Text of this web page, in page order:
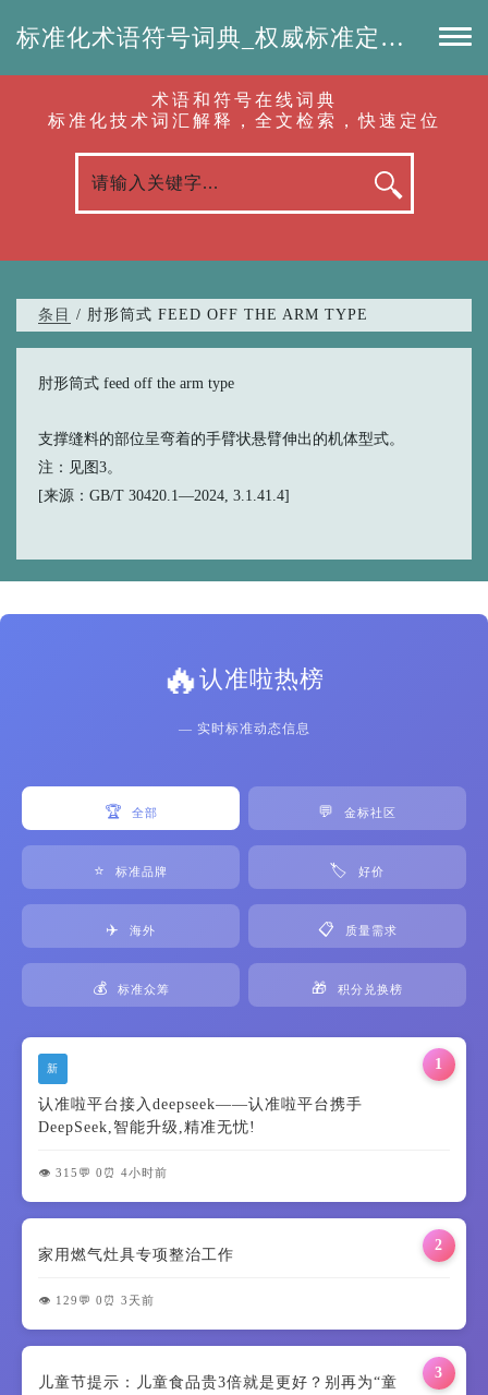
标准化术语符号词典_权威标准定义_专业词汇查询-认准啦（RenZhunLa.com）
术语和符号在线词典
标准化技术词汇解释，全文检索，快速定位
条目 / 肘形筒式 FEED OFF THE ARM TYPE
肘形筒式 feed off the arm type
支撑缝料的部位呈弯着的手臂状悬臂伸出的机体型式。
注：见图3。
[来源：GB/T 30420.1—2024, 3.1.41.4]
🔥认准啦热榜
— 实时标准动态信息
🏆 全部 💬 金标社区
⭐ 标准品牌 🏷️ 好价
✈️ 海外 📋 质量需求
💰 标准众筹 🎁 积分兑换榜
1
新
认准啦平台接入deepseek——认准啦平台携手
DeepSeek,智能升级,精准无忧!
👁️ 315 💬 0 ⏰ 4小时前
2
家用燃气灶具专项整治工作
👁️ 129 💬 0 ⏰ 3天前
3
儿童节提示：儿童食品贵3倍就是更好？别再为“童